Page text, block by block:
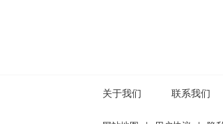
关于我们 联系我们